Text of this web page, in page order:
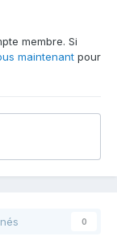
membre. Si
maintenant pour
0